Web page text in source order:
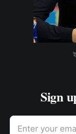
Sign
Enter your